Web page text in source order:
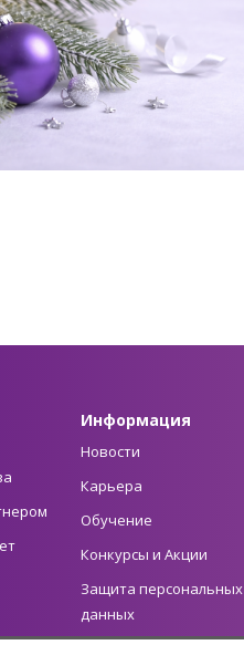
Информация
Новости
Карьера
Обучение
Конкурсы и Акции
Защита персональных
данных